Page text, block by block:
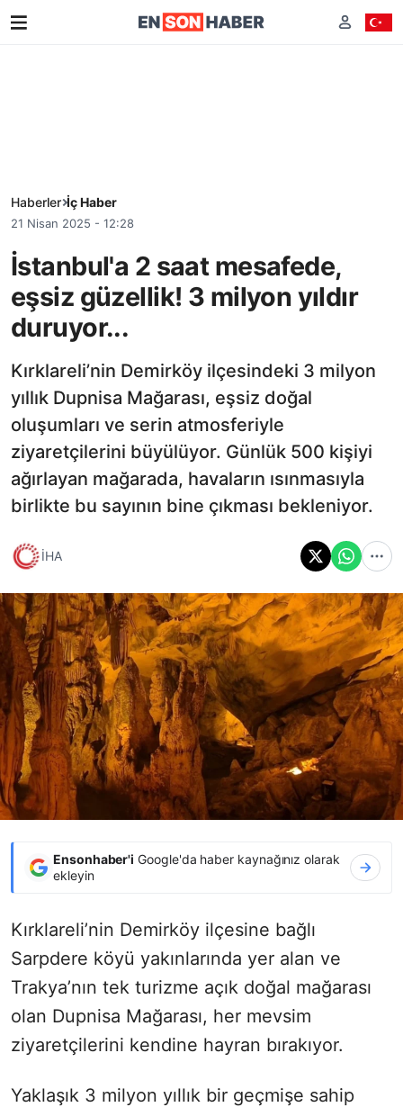
Haberler İç Haber
21 Nisan 2025 - 12:28
İstanbul'a 2 saat mesafede,
eşsiz güzellik! 3 milyon yıldır
duruyor...
Kırklareli’nin Demirköy ilçesindeki 3 milyon
yıllık Dupnisa Mağarası, eşsiz doğal
oluşumları ve serin atmosferiyle
ziyaretçilerini büyülüyor. Günlük 500 kişiyi
ağırlayan mağarada, havaların ısınmasıyla
birlikte bu sayının bine çıkması bekleniyor.
İHA
Ensonhaber'i Google'da haber kaynağınız olarak
ekleyin
Kırklareli’nin Demirköy ilçesine bağlı
Sarpdere köyü yakınlarında yer alan ve
Trakya’nın tek turizme açık doğal mağarası
olan Dupnisa Mağarası, her mevsim
ziyaretçilerini kendine hayran bırakıyor.
Yaklaşık 3 milyon yıllık bir geçmişe sahip